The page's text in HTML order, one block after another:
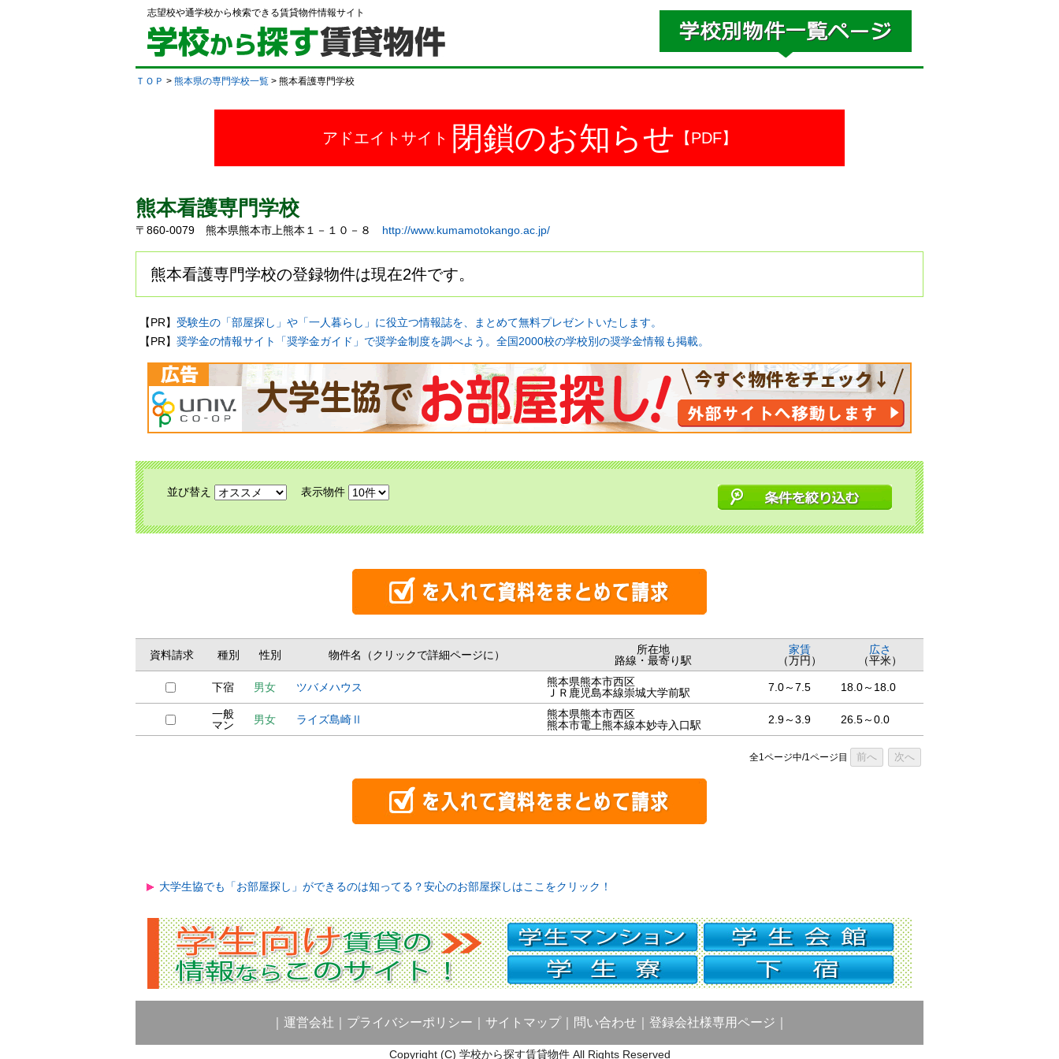
志望校や通学校から検索できる賃貸物件情報サイト
ＴＯＰ > 熊本県の専門学校一覧 > 熊本看護専門学校
アドエイトサイト 閉鎖のお知らせ 【PDF】
熊本看護専門学校
〒860-0079 熊本県熊本市上熊本１－１０－８ http://www.kumamotokango.ac.jp/
熊本看護専門学校の登録物件は現在2件です。
【PR】 受験生の「部屋探し」や「一人暮らし」に役立つ情報誌を、まとめて無料プレゼントいたします。
【PR】 奨学金の情報サイト「奨学金ガイド」で奨学金制度を調べよう。全国2000校の学校別の奨学金情報も掲載。
並び替え 表示物件
資料請求 種別 性別 物件名（クリックで詳細ページに）
所在地
路線・最寄り駅
家賃
（万円）
広さ
（平米）
下宿 男女 ツバメハウス
熊本県熊本市西区
ＪＲ鹿児島本線崇城大学前駅
7.0～7.5 18.0～18.0
一般
マン
男女 ライズ島崎Ⅱ
熊本県熊本市西区
熊本市電上熊本線本妙寺入口駅
2.9～3.9 26.5～0.0
全1ページ中/1ページ目 前へ 次へ
大学生協でも「お部屋探し」ができるのは知ってる？安心のお部屋探しはここをクリック！
運営会社 プライバシーポリシー サイトマップ｜ 問い合わせ 登録会社様専用ページ
Copyright (C) 学校から探す賃貸物件 All Rights Reserved